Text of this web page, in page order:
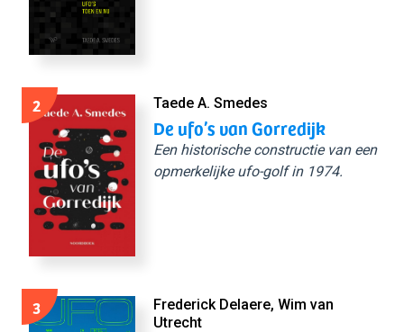
2 Taede A. Smedes
De ufo’s van Gorredijk
Een historische constructie van een
opmerkelijke ufo-golf in 1974.
3
Frederick Delaere, Wim van
Utrecht